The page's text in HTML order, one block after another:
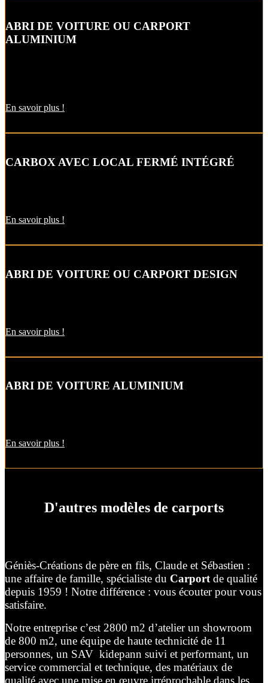
ABRI DE VOITURE OU CARPORT
ALUMINIUM
En savoir plus !
CARBOX AVEC LOCAL FERMÉ INTÉGRÉ
En savoir plus !
ABRI DE VOITURE OU CARPORT DESIGN
En savoir plus !
ABRI DE VOITURE ALUMINIUM
En savoir plus !
D'autres modèles de carports
Géniès-Créations de père en fils, Claude et Sébastien :
une affaire de famille, spécialiste du Carportde qualité
depuis 1959 ! Notre différence : vous écouter pour vous
satisfaire.
Notre entreprise c’est 2800 m2 d’atelier un showroom
de 800 m2, une équipe de haute technicité de 11
personnes, un SAV kidepann suivi et performant, un
service commercial et technique, des matériaux de